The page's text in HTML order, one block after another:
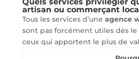
Quels services privilégier
artisan ou commerçant
Tous les services d’une agence
sont pas forcément utiles dès le
ceux qui apportent le plus de